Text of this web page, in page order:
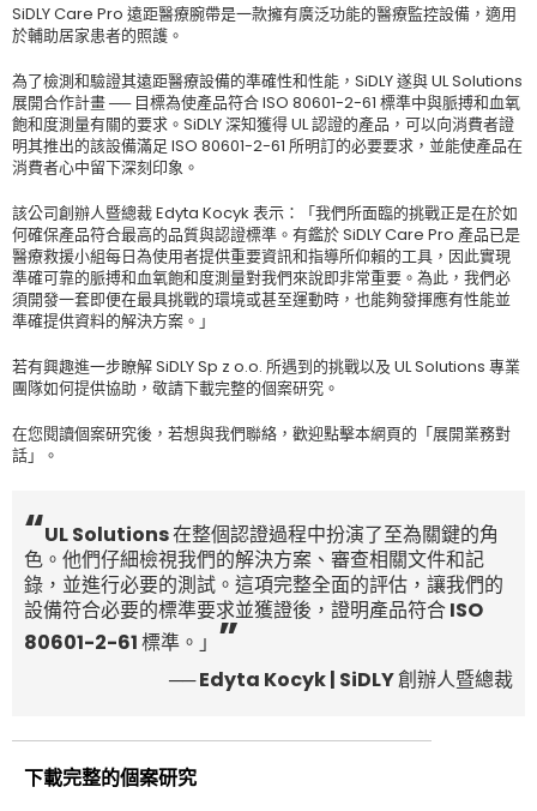
SiDLY Care Pro 遠距醫療腕帶是一款擁有廣泛功能的醫療監控設備，適用
於輔助居家患者的照護。
為了檢測和驗證其遠距醫療設備的準確性和性能，SiDLY 遂與 UL Solutions
展開合作計畫 ── 目標為使產品符合 ISO 80601-2-61 標準中與脈搏和血氧
飽和度測量有關的要求。SiDLY 深知獲得 UL 認證的產品，可以向消費者證
明其推出的該設備滿足 ISO 80601-2-61 所明訂的必要要求，並能使產品在
消費者心中留下深刻印象。
該公司創辦人暨總裁 Edyta Kocyk 表示：「我們所面臨的挑戰正是在於如
何確保產品符合最高的品質與認證標準。有鑑於 SiDLY Care Pro 產品已是
醫療救援小組每日為使用者提供重要資訊和指導所仰賴的工具，因此實現
準確可靠的脈搏和血氧飽和度測量對我們來說即非常重要。為此，我們必
須開發一套即便在最具挑戰的環境或甚至運動時，也能夠發揮應有性能並
準確提供資料的解決方案。」
若有興趣進一步瞭解 SiDLY Sp z o.o. 所遇到的挑戰以及 UL Solutions 專業
團隊如何提供協助，敬請下載完整的個案研究。
在您閱讀個案研究後，若想與我們聯絡，歡迎點擊本網頁的「展開業務對
話」。
“UL Solutions 在整個認證過程中扮演了至為關鍵的角
色。他們仔細檢視我們的解決方案、審查相關文件和記
錄，並進行必要的測試。這項完整全面的評估，讓我們的
設備符合必要的標準要求並獲證後，證明產品符合 ISO
80601-2-61 標準。」 ”
── Edyta Kocyk | SiDLY 創辦人暨總裁
下載完整的個案研究